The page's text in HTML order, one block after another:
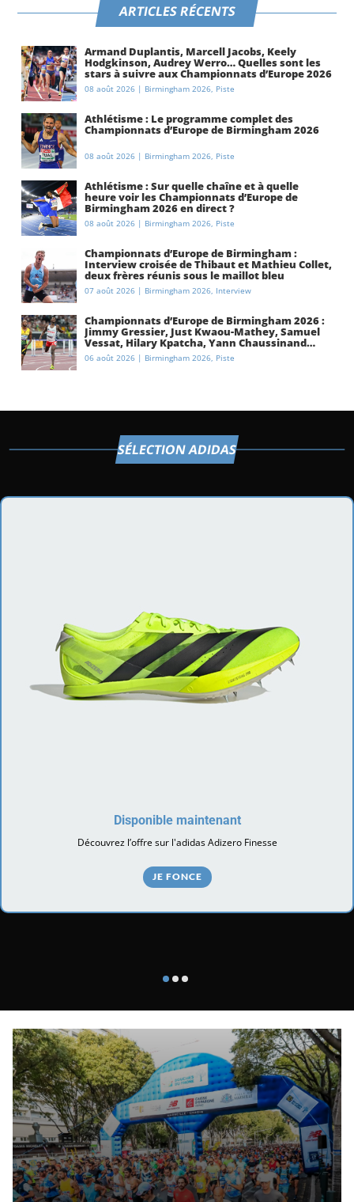
ARTICLES RÉCENTS
Armand Duplantis, Marcell Jacobs, Keely
Hodgkinson, Audrey Werro… Quelles sont les
stars à suivre aux Championnats d’Europe 2026
à Birmingham ?
08 août 2026 | Birmingham 2026 Piste
Athlétisme : Le programme complet des
Championnats d’Europe de Birmingham 2026
08 août 2026 | Birmingham 2026 Piste
Athlétisme : Sur quelle chaîne et à quelle
heure voir les Championnats d’Europe de
Birmingham 2026 en direct ?
08 août 2026 | Birmingham 2026 Piste
Championnats d’Europe de Birmingham :
Interview croisée de Thibaut et Mathieu Collet,
deux frères réunis sous le maillot bleu
07 août 2026 | Birmingham 2026 Interview
Championnats d’Europe de Birmingham 2026 :
Jimmy Gressier, Just Kwaou-Mathey, Samuel
Vessat, Hilary Kpatcha, Yann Chaussinand…
Présentation de l’équipe de France
d’athlétisme
06 août 2026 | Birmingham 2026 Piste
SÉLECTION ADIDAS
Disponible maintenant
Découvrez l’offre sur l'adidas Adizero Finesse
JE FONCE